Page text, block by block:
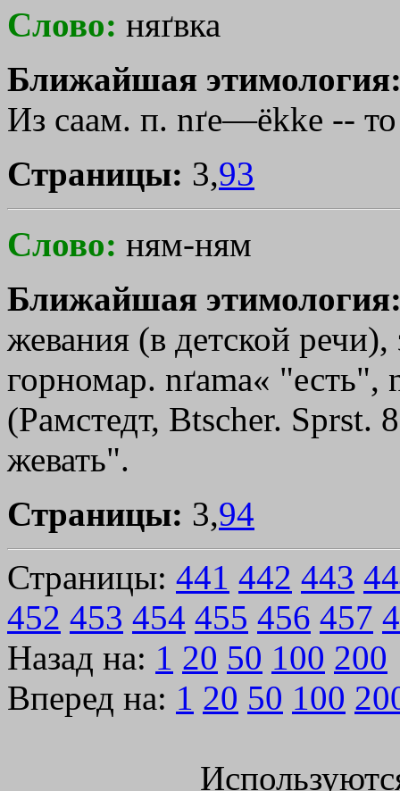
Слово: няґвка
Ближайшая
Из саам. п. nґe—ёkke --
Страницы: 3,93
Слово: ням-ням
Ближайшая
жевания (в детской
горномар. nґаmа« "есть",
(Рамстедт, Btscher. Sprst.
жевать".
Страницы: 3,94
Страницы: 441 442 443
452 453 454 455 456 457
Назад на: 1 20 50 100 200
Вперед на: 1 20 50 100